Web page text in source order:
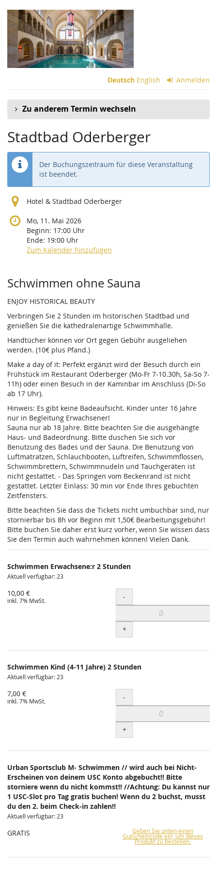
Zum
Haupt-
Inhalt
springen
Deutsch English Anmelden
Zu anderem Termin wechseln
Stadtbad Oderberger
Der Buchungszeitraum für diese Veranstaltung
ist beendet.
Hotel & Stadtbad Oderberger
Mo, 11. Mai 2026
Beginn: 17:00 Uhr
Ende: 19:00 Uhr
Zum Kalender hinzufügen
Produkte
Schwimmen ohne Sauna
ENJOY HISTORICAL BEAUTY
Verbringen Sie 2 Stunden im historischen Stadtbad und
genießen Sie die kathedralenartige Schwimmhalle.
Handtücher können vor Ort gegen Gebühr ausgeliehen
werden. (10€ plus Pfand.)
Make a day of it: Perfekt ergänzt wird der Besuch durch ein
Frühstück im Restaurant Oderberger (Mo-Fr 7-10.30h, Sa-So 7-
11h) oder einen Besuch in der Kaminbar im Anschluss (Di-So
ab 17 Uhr).
Hinweis: Es gibt keine Badeaufsicht. Kinder unter 16 Jahre
nur in Begleitung Erwachsener!
Sauna nur ab 18 Jahre. Bitte beachten Sie die ausgehängte
Haus- und Badeordnung. Bitte duschen Sie sich vor
Benutzung des Bades und der Sauna. Die Benutzung von
Luftmatratzen, Schlauchbooten, Luftreifen, Schwimmflossen,
Schwimmbrettern, Schwimmnudeln und Tauchgeräten ist
nicht gestattet. - Das Springen vom Beckenrand ist nicht
gestattet. Letzter Einlass: 30 min vor Ende Ihres gebuchten
Zeitfensters.
Bitte beachten Sie dass die Tickets nicht umbuchbar sind, nur
stornierbar bis 8h vor Beginn mit 1,50€ Bearbeitungsgebühr!
Bitte buchen Sie daher erst kurz vorher, wenn Sie wissen dass
Sie den Termin auch wahrnehmen können! Vielen Dank.
Schwimmen Erwachsene:r 2 Stunden
Aktuell verfügbar: 23
10,00 €
inkl. 7% MwSt. Menge
-
+
Schwimmen Kind (4-11 Jahre) 2 Stunden
Aktuell verfügbar: 23
7,00 €
inkl. 7% MwSt. Menge
-
+
Urban Sportsclub M- Schwimmen // wird auch bei Nicht-
Erscheinen von deinem USC Konto abgebucht!! Bitte
storniere wenn du nicht kommst!! //Achtung: Du kannst nur
1 USC-Slot pro Tag gratis buchen! Wenn du 2 buchst, musst
du den 2. beim Check-in zahlen!!
Aktuell verfügbar: 23
GRATIS Geben Sie unten einen
Gutscheincode ein, um dieses
Produkt zu bestellen.